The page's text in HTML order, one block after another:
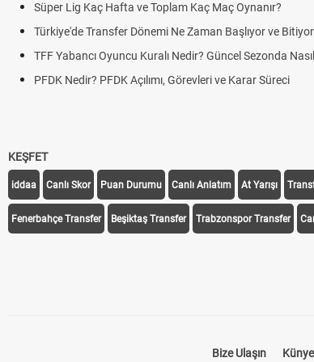
Süper Lig Kaç Hafta ve Toplam Kaç Maç Oynanır?
Türkiye'de Transfer Dönemi Ne Zaman Başlıyor ve
TFF Yabancı Oyuncu Kuralı Nedir? Güncel Sezonda
PFDK Nedir? PFDK Açılımı, Görevleri ve Karar Süreci
KEŞFET
iddaa Canlı Skor Puan Durumu Canlı Anlatım At Yarışı
Fenerbahçe Transfer Beşiktaş Transfer Trabzonspor Transfer
Bize Ulaşın Künye